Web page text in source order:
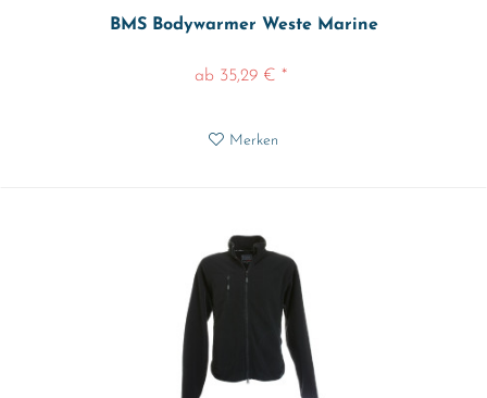
BMS Bodywarmer Weste Marine
ab 35,29 € *
Merken